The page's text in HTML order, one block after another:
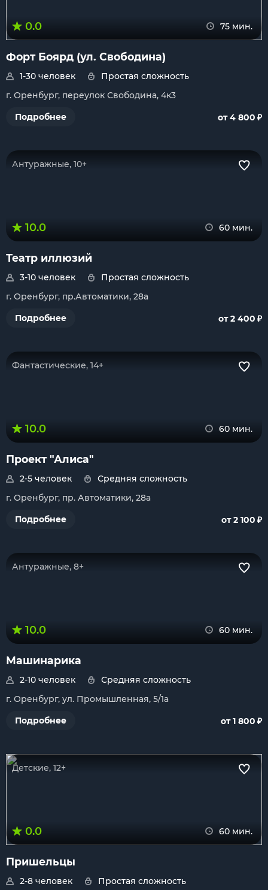
0.0 75 мин.
Форт Боярд (ул. Свободина)
1-30 человек
Простая сложность
г. Оренбург, переулок Свободина, 4к3
Подробнее
от 4 800 ₽
Антуражные, 10+
10.0 60 мин.
Театр иллюзий
3-10 человек
Простая сложность
г. Оренбург, пр.Автоматики, 28а
Подробнее
от 2 400 ₽
Фантастические, 14+
10.0 60 мин.
Проект "Алиса"
2-5 человек
Средняя сложность
г. Оренбург, пр. Автоматики, 28а
Подробнее
от 2 100 ₽
Антуражные, 8+
10.0 60 мин.
Машинарика
2-10 человек
Средняя сложность
г. Оренбург, ул. Промышленная, 5/1а
Подробнее
от 1 800 ₽
Детские, 12+
0.0 60 мин.
Пришельцы
2-8 человек Простая сложность